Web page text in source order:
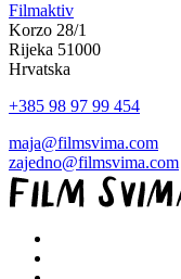
Filmaktiv
Korzo 28/1
Rijeka 51000
Hrvatska
+385 98 97 99 454
maja@filmsvima.com
zajedno@filmsvima.com